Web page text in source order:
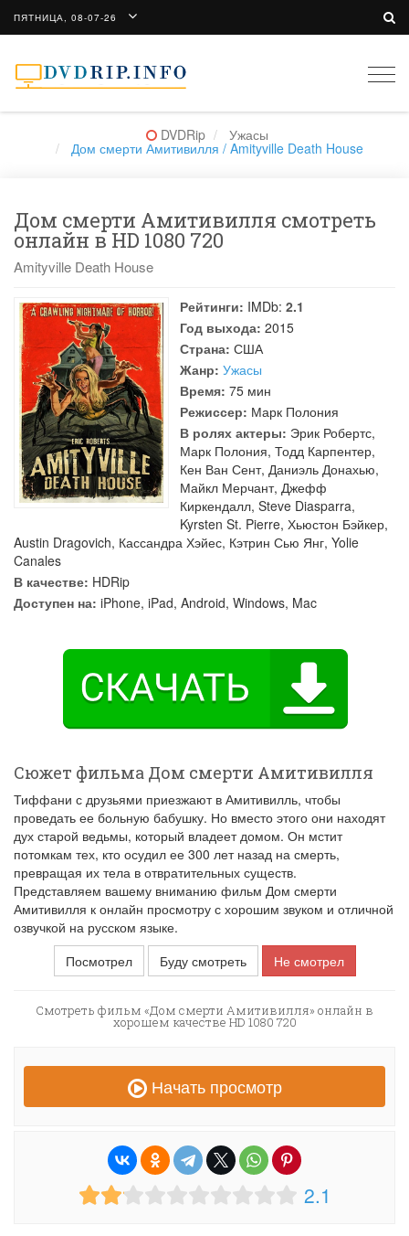
ПЯТНИЦА, 08-07-26
DVDRip Ужасы
Дом смерти Амитивилля / Amityville Death House
Дом смерти Амитивилля смотреть
онлайн в HD 1080 720
Amityville Death House
Рейтинги: IMDb: 2.1
Год выхода: 2015
Страна: США
Жанр: Ужасы
Время: 75 мин
Режиссер: Марк Полония
В ролях актеры: Эрик Робертс,
Марк Полония, Тодд Карпентер,
Кен Ван Сент, Даниэль Донахью,
Майкл Мерчант, Джефф
Киркендалл, Steve Diasparra,
Kyrsten St. Pierre, Хьюстон Бэйкер,
Austin Dragovich, Кассандра Хэйес, Кэтрин Сью Янг, Yolie
Canales
В качестве: HDRip
Доступен на: iPhone, iPad, Android, Windows, Mac
Сюжет фильма Дом смерти Амитивилля
Тиффани с друзьями приезжают в Амитивилль, чтобы
проведать ее больную бабушку. Но вместо этого они находят
дух старой ведьмы, который владеет домом. Он мстит
потомкам тех, кто осудил ее 300 лет назад на смерть,
превращая их тела в отвратительных существ.
Представляем вашему вниманию фильм Дом смерти
Амитивилля к онлайн просмотру с хорошим звуком и отличной
озвучкой на русском языке.
Посмотрел
Буду смотреть Не смотрел
Смотреть фильм «Дом смерти Амитивилля» онлайн в
хорошем качестве HD 1080 720
Начать просмотр
2.1